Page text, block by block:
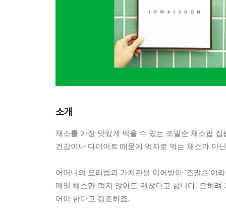
소개
채소를 가장 맛있게 먹을 수 있는 조말순 채소법 집
건강이나 다이어트 때문에 억지로 먹는 채소가 아
어머니의 요리법과 가치관을 이어받아 '조말순'이
매일 채소만 먹지 않아도 괜찮다고 합니다. 오히
어야 한다고 강조하죠.